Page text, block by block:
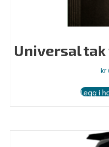
Universal
kr
Legg i